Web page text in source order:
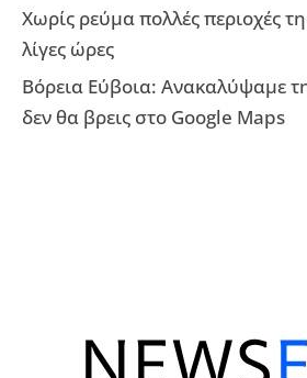
Χωρίς ρεύμα πολλές περιοχές
λίγες ώρες
Βόρεια Εύβοια: Ανακαλύψαμε
δεν θα βρεις στο Google Maps